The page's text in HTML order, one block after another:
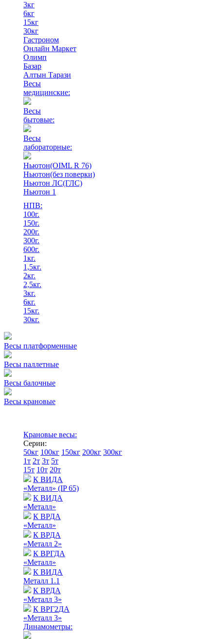
3кг
6кг
15кг
30кг
Гастроном
Онлайн Маркет
Олимп
Базар
Алтын Тарази
Весы
медицинские:
Весы
бытовые:
Весы
лабораторные:
Ньютон(OIML R 76)
Ньютон(без поверки)
Ньютон ЛС(ГЛС)
Ньютон 1
НПВ:
100г.
150г.
200г.
300г.
600г.
1кг.
1,5кг.
2кг.
2,5кг.
3кг.
6кг.
15кг.
30кг.
Весы платформенные
Весы паллетные
Весы балочные
Весы крановые
Крановые весы:
Серии:
50кг 100кг 150кг 200кг 300кг
1т 2т 3т 5т
15т 10т 20т
К ВИДА
«Металл» (IP 65)
К ВИДА
«Металл»
К ВРДА
«Металл»
К ВРДА
«Металл 2»
К ВРГДА
«Металл»
К ВИДА
Металл 1.1
К ВРДА
«Металл 3»
К ВРГ2ДА
«Металл 3»
Динамометры: